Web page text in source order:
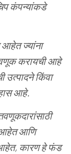
कंपन्यांकडे
आहेत ज्यांना
करायची आहे
उत्पादने किंवा
आहे.
आणि
, कारण हे फंड